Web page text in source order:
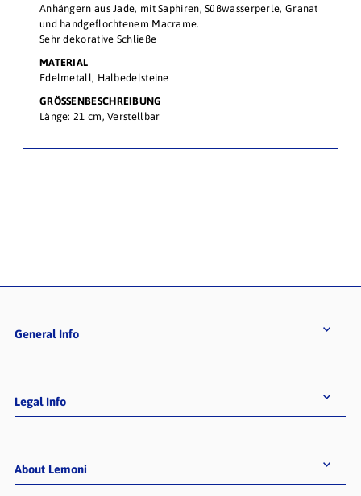
Anhängern aus Jade, mit Saphiren, Süßwasserperle, Granat
und handgeflochtenem Macrame.
Sehr dekorative Schließe
MATERIAL
Edelmetall, Halbedelsteine
GRÖSSENBESCHREIBUNG
Länge: 21 cm, Verstellbar
General Info
Legal Info
About Lemoni